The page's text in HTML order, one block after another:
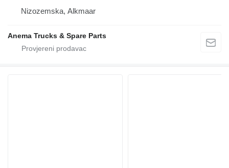
Nizozemska, Alkmaar
Anema Trucks & Spare Parts